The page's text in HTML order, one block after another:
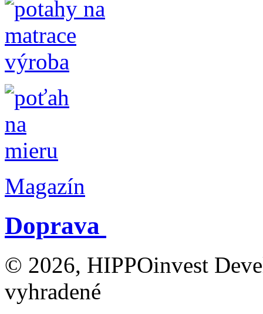
Magazín
Doprava
© 2026, HIPPOinvest
vyhradené